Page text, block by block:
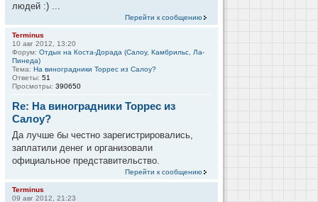
людей :) ...
Перейти к сообщению
Terminus
10 авг 2012, 13:20
Форум: Отдых на Коста-Дорада (Салоу, Камбрильс, Ла-
Пинеда)
Тема: На виноградники Торрес из Салоу?
Ответы: 51
Просмотры: 390650
Re: На виноградники Торрес из
Салоу?
Да лучше бы честно зарегистрировались,
заплатили денег и организовали
официальное представительство.
Перейти к сообщению
Terminus
09 авг 2012, 21:23